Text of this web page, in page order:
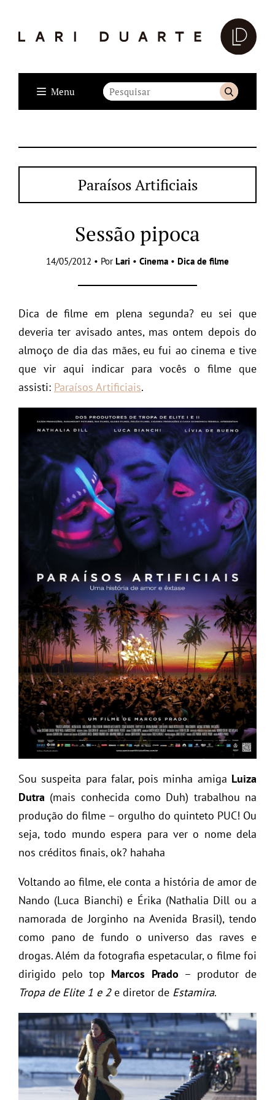
Menu
Paraísos Artificiais
Sessão pipoca
14/05/2012 • Por Lari • Cinema • Dica de filme
Dica de filme em plena segunda? eu sei que
deveria ter avisado antes, mas ontem depois do
almoço de dia das mães, eu fui ao cinema e tive
que vir aqui indicar para vocês o filme que
assisti: Paraísos Artificiais.
Sou suspeita para falar, pois minha amiga Luiza
Dutra (mais conhecida como Duh) trabalhou na
produção do filme – orgulho do quinteto PUC! Ou
seja, todo mundo espera para ver o nome dela
nos créditos finais, ok? hahaha
Voltando ao filme, ele conta a história de amor de
Nando (Luca Bianchi) e Érika (Nathalia Dill ou a
namorada de Jorginho na Avenida Brasil), tendo
como pano de fundo o universo das raves e
drogas. Além da fotografia espetacular, o filme foi
dirigido pelo top Marcos Prado – produtor de
Tropa de Elite 1 e 2e diretor de Estamira.